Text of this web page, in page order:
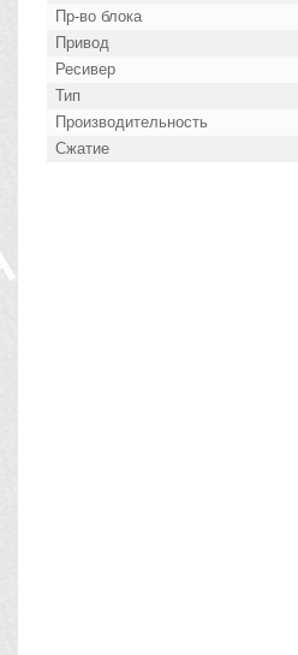
Пр-во блока
Привод
Ресивер
Тип
Производительность
Сжатие